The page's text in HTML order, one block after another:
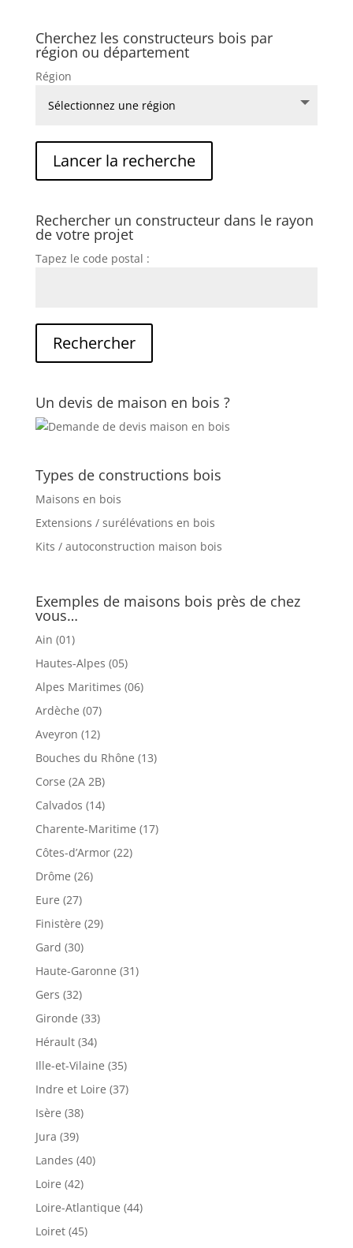
Cherchez les constructeurs bois par
région ou département
Région
Rechercher un constructeur dans le rayon
de votre projet
Tapez le code postal :
Un devis de maison en bois ?
Types de constructions bois
Maisons en bois
Extensions / surélévations en bois
Kits / autoconstruction maison bois
Exemples de maisons bois près de chez
vous…
Ain (01)
Hautes-Alpes (05)
Alpes Maritimes (06)
Ardèche (07)
Aveyron (12)
Bouches du Rhône (13)
Corse (2A 2B)
Calvados (14)
Charente-Maritime (17)
Côtes-d’Armor (22)
Drôme (26)
Eure (27)
Finistère (29)
Gard (30)
Haute-Garonne (31)
Gers (32)
Gironde (33)
Hérault (34)
Ille-et-Vilaine (35)
Indre et Loire (37)
Isère (38)
Jura (39)
Landes (40)
Loire (42)
Loire-Atlantique (44)
Loiret (45)